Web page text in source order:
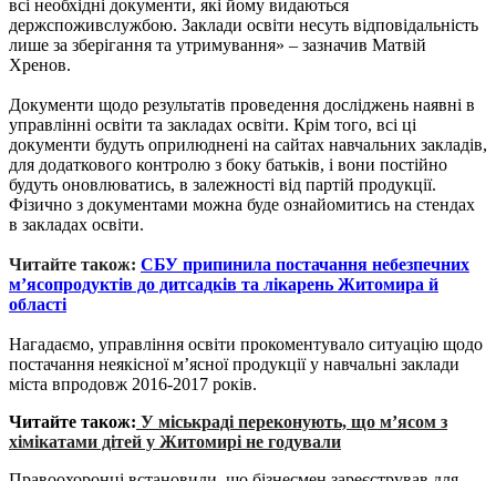
всі необхідні документи, які йому видаються
держспоживслужбою. Заклади освіти несуть відповідальність
лише за зберігання та утримування» – зазначив Матвій
Хренов.
Документи щодо результатів проведення досліджень наявні в
управлінні освіти та закладах освіти. Крім того, всі ці
документи будуть оприлюднені на сайтах навчальних закладів,
для додаткового контролю з боку батьків, і вони постійно
будуть оновлюватись, в залежності від партій продукції.
Фізично з документами можна буде ознайомитись на стендах
в закладах освіти.
Читайте також: СБУ припинила постачання небезпечних
м’ясопродуктів до дитсадків та лікарень Житомира й
області
Нагадаємо, управління освіти прокоментувало ситуацію щодо
постачання неякісної м’ясної продукції у навчальні заклади
міста впродовж 2016-2017 років.
Читайте також: У міськраді переконують, що м’ясом з
хімікатами дітей у Житомирі не годували